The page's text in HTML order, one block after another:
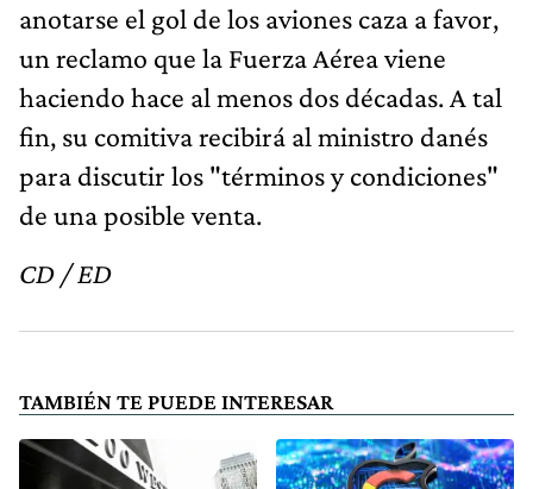
anotarse el gol de los aviones caza a favor,
un reclamo que la Fuerza Aérea viene
haciendo hace al menos dos décadas. A tal
fin, su comitiva recibirá al ministro danés
para discutir los "términos y condiciones"
de una posible venta.
CD / ED
TAMBIÉN TE PUEDE INTERESAR